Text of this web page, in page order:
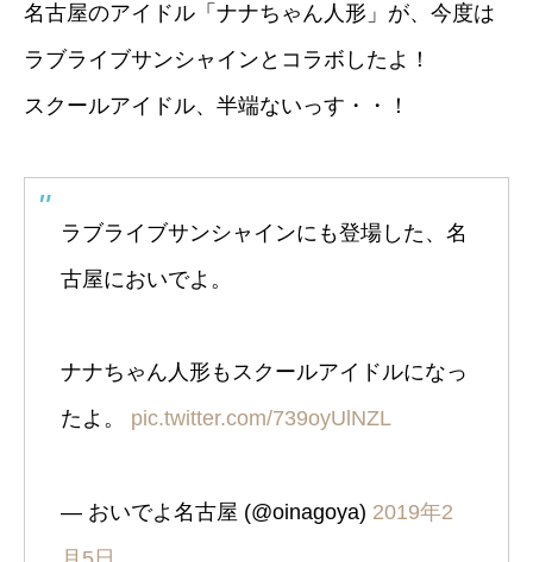
名古屋のアイドル「ナナちゃん人形」が、今度は
ラブライブサンシャインとコラボしたよ！
スクールアイドル、半端ないっす・・！
ラブライブサンシャインにも登場した、名
古屋においでよ。
ナナちゃん人形もスクールアイドルになっ
たよ。 pic.twitter.com/739oyUlNZL
— おいでよ名古屋 (@oinagoya) 2019年2